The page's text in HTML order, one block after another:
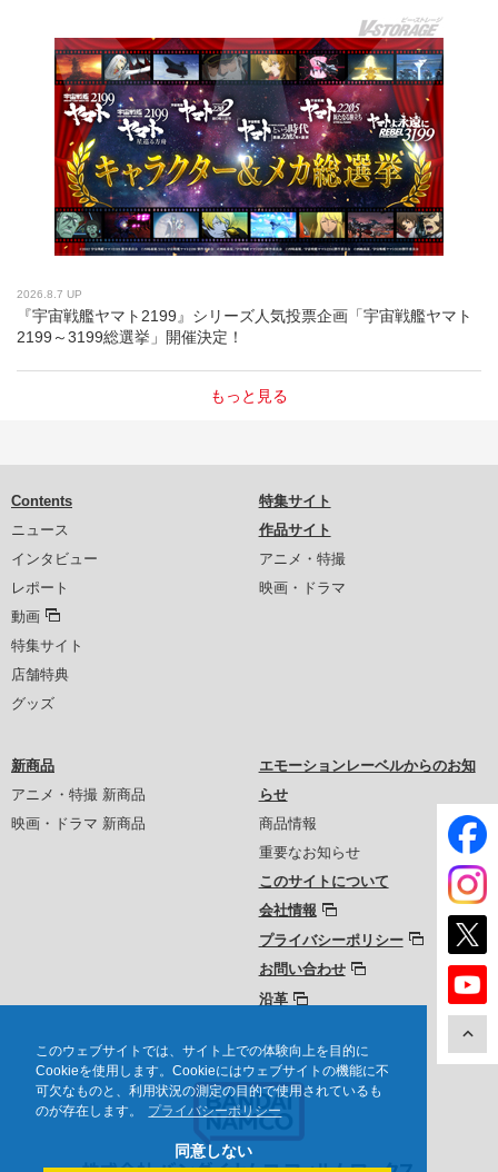
このウェブサイトでは、サイト上での体験向上を目的に
Cookieを使用します。Cookieにはウェブサイトの機能に不
可欠なものと、利用状況の測定の目的で使用されているも
のが存在します。
プライバシーポリシー
同意しない
2026.8.7 UP
『宇宙戦艦ヤマト2199』シリーズ人気投票企画「宇宙戦艦ヤマト
2199～3199総選挙」開催決定！
もっと見る
Contents
ニュース
インタビュー
レポート
動画
特集サイト
店舗特典
グッズ
特集サイト
作品サイト
アニメ・特撮
映画・ドラマ
新商品
アニメ・特撮 新商品
映画・ドラマ 新商品
エモーションレーベルからのお知
らせ
商品情報
重要なお知らせ
このサイトについて
会社情報
プライバシーポリシー
お問い合わせ
沿革